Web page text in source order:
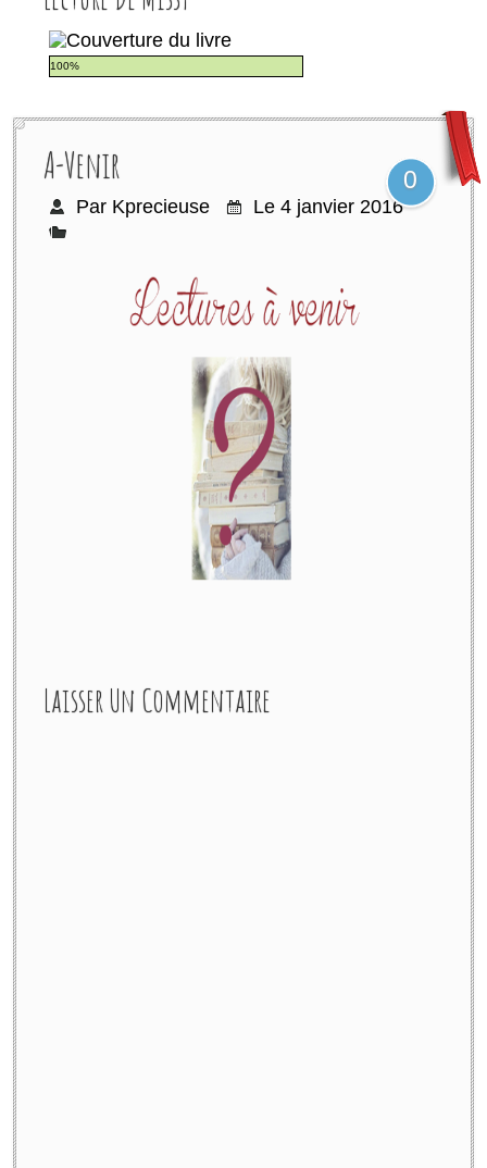
100%
A-Venir 0
Par Kprecieuse Le 4 janvier 2016
Laisser Un Commentaire